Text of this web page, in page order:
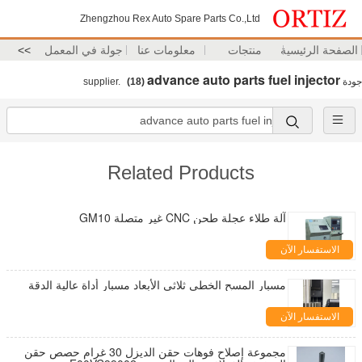
Zhengzhou Rex Auto Spare Parts Co.,Ltd
الصفحة الرئيسية منتجات معلومات عنا جولة في المعمل >>
جودة advance auto parts fuel injector
(18)
Related Products
آلة طلاء عجلة طحن CNC غير متصلة GM10
الاستفسار الآن
مسبار المسح الخطي ثلاثي الأبعاد مسبار أداة عالية الدقة
الاستفسار الآن
مجموعة إصلاح فوهات حقن الديزل 30 غرام حصص حقن